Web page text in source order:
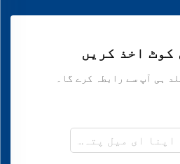
کوٹ اخذ کریں
ہی آپ سے رابطہ کرے گا۔